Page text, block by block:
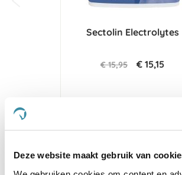
Deze website maakt gebruik van
Sectolin Electrolytes
€ 15,95 € 15,15
4.2